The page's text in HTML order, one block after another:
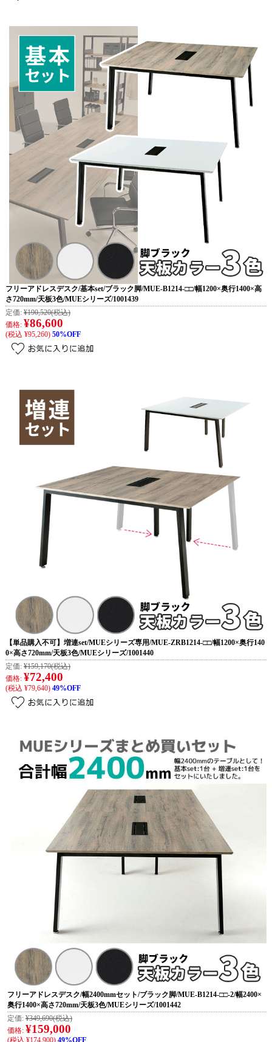
フリーアドレスデスク/基本set/ブラック脚/MUE-B1214-□□/幅1200×奥行1400×高
さ720mm/天板3色/MUEシリーズ/1001439
定価: ¥190,520(税込)
価格: ¥86,600
(税込 ¥95,260) 50%OFF
【単品購入不可】増連set/MUEシリーズ専用/MUE-ZRB1214-□□/幅1200×奥行140
0×高さ720mm/天板3色/MUEシリーズ/1001440
定価: ¥159,170(税込)
価格: ¥72,400
(税込 ¥79,640) 49%OFF
フリーアドレスデスク/幅2400mmセット/ブラック脚/MUE-B1214-□□-2/幅2400×
奥行1400×高さ720mm/天板3色/MUEシリーズ/1001442
定価: ¥349,690(税込)
価格: ¥159,000
(税込 ¥174,900) 49%OFF